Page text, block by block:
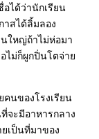
อได้ว่านักเรียน
สได้ลิ้มลอง
ใหญ่ถ้าไม่ห่อมา
ไม่ก็ผูกปิ่นโตจ่าย
คนของโรงเรียน
จะมีอาหารกลาง
เป็นที่มาของ